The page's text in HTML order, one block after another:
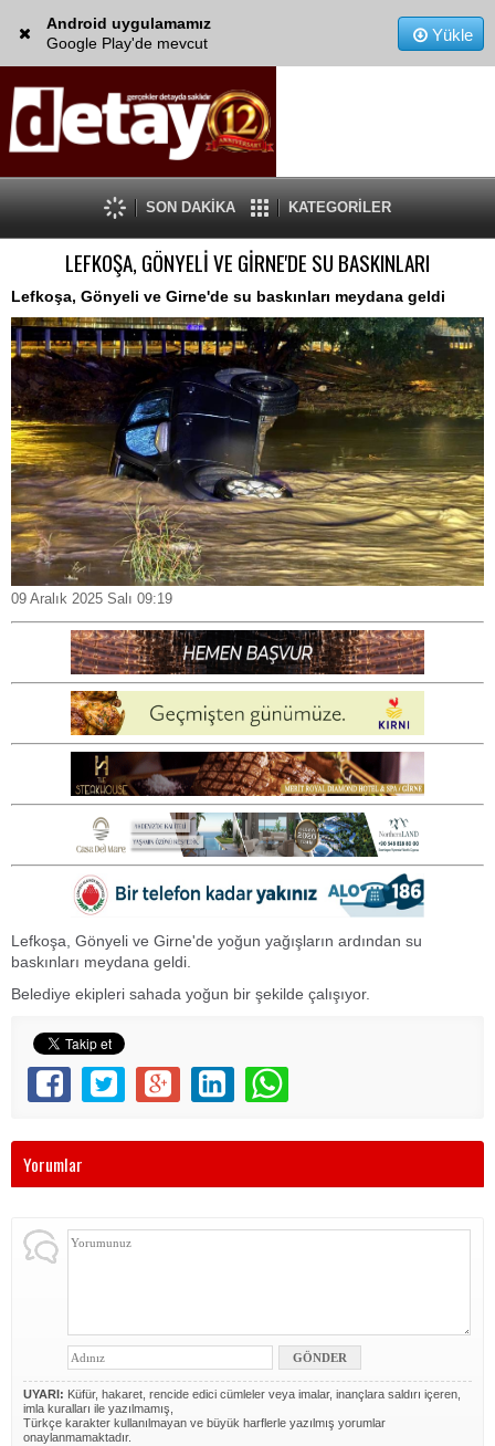
Android uygulamamız
Google Play'de mevcut
Yükle
SON DAKİKA KATEGORİLER
LEFKOŞA, GÖNYELİ VE GİRNE'DE SU BASKINLARI
Lefkoşa, Gönyeli ve Girne'de su baskınları meydana geldi
09 Aralık 2025 Salı 09:19
Lefkoşa, Gönyeli ve Girne'de yoğun yağışların ardından su
baskınları meydana geldi.
Belediye ekipleri sahada yoğun bir şekilde çalışıyor.
Yorumlar
UYARI: Küfür, hakaret, rencide edici cümleler veya imalar, inançlara saldırı içeren,
imla kuralları ile yazılmamış,
Türkçe karakter kullanılmayan ve büyük harflerle yazılmış yorumlar
onaylanmamaktadır.